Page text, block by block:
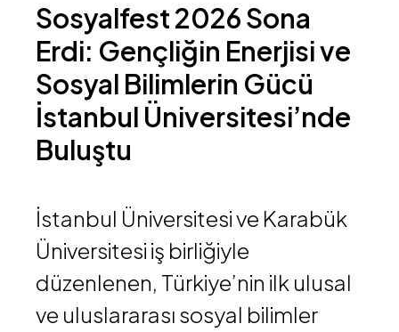
Sosyalfest 2026 Sona
Erdi: Gençliğin Enerjisi ve
Sosyal Bilimlerin Gücü
İstanbul Üniversitesi’nde
Buluştu
İstanbul Üniversitesive Karabük
Üniversitesi iş birliğiyle
düzenlenen, Türkiye’nin ilk ulusal
ve uluslararası sosyal bilimler